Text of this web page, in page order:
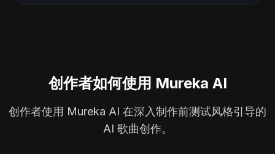
创作者如何使用 Mureka AI
创作者使用 Mureka AI 在深入制作前测试风格引导的
AI 歌曲创作。